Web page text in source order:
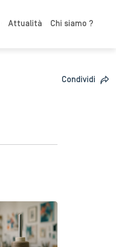
Attualità Chi siamo ?
Condividi